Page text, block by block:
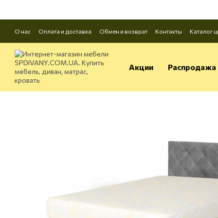
О нас Оплата и доставка Обмен и возврат Контакты Каталог
Акции Распродажа